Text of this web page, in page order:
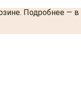
Подробнее — в